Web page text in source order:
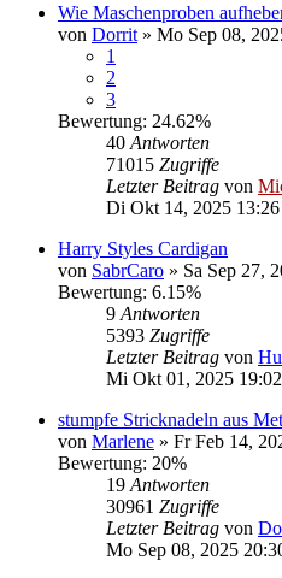
Wie Maschenproben
von Dorrit » Mo Sep 08,
1
2
3
Bewertung: 24.62%
40 Antworten
71015 Zugriffe
Letzter Beitrag von
Di Okt 14, 2025 13:26
Harry Styles Cardigan
von SabrCaro » Sa Sep 27,
Bewertung: 6.15%
9 Antworten
5393 Zugriffe
Letzter Beitrag von
Mi Okt 01, 2025 19:02
stumpfe Stricknadeln aus
von Marlene » Fr Feb 14,
Bewertung: 20%
19 Antworten
30961 Zugriffe
Letzter Beitrag von
Mo Sep 08, 2025